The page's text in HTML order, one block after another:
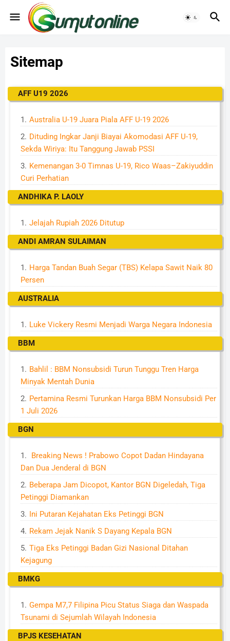
Sitemap
AFF U19 2026
Australia U-19 Juara Piala AFF U-19 2026
Dituding Ingkar Janji Biayai Akomodasi AFF U-19,
Sekda Wiriya: Itu Tanggung Jawab PSSI
Kemenangan 3-0 Timnas U-19, Rico Waas–Zakiyuddin
Curi Perhatian
ANDHIKA P. LAOLY
Jelajah Rupiah 2026 Ditutup
ANDI AMRAN SULAIMAN
Harga Tandan Buah Segar (TBS) Kelapa Sawit Naik 80
Persen
AUSTRALIA
Luke Vickery Resmi Menjadi Warga Negara Indonesia
BBM
Bahlil : BBM Nonsubsidi Turun Tunggu Tren Harga
Minyak Mentah Dunia
Pertamina Resmi Turunkan Harga BBM Nonsubsidi Per
1 Juli 2026
BGN
Breaking News ! Prabowo Copot Dadan Hindayana
Dan Dua Jenderal di BGN
Beberapa Jam Dicopot, Kantor BGN Digeledah, Tiga
Petinggi Diamankan
Ini Putaran Kejahatan Eks Petinggi BGN
Rekam Jejak Nanik S Dayang Kepala BGN
Tiga Eks Petinggi Badan Gizi Nasional Ditahan
Kejagung
BMKG
Gempa M7,7 Filipina Picu Status Siaga dan Waspada
Tsunami di Sejumlah Wilayah Indonesia
BPJS KESEHATAN